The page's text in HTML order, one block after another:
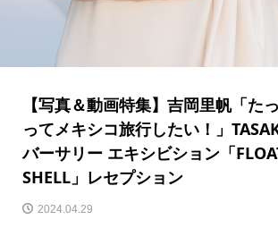
【写真＆動画特集】吉岡里帆「た
ってメキシコ旅行したい！」
バーサリー エキシビション「
SHELL」レセプション
2024.04.29